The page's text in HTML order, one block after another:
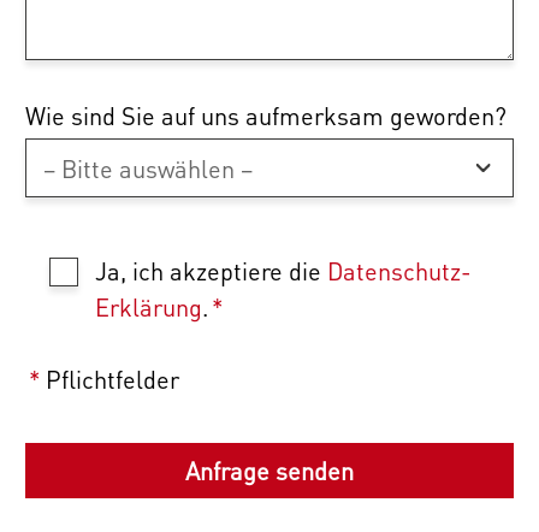
Wie sind Sie auf uns aufmerksam geworden?
Ja, ich akzeptiere die Datenschutz-
Erklärung.*
* Pflichtfelder